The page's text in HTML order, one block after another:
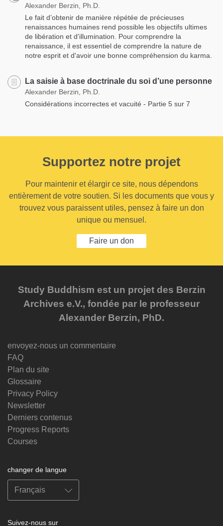
Alexander Berzin, Ph.D.
Le fait d’obtenir de manière répétée de précieuses
renaissances humaines rend possible les objectifs ultimes
de libération et d'illumination. Pour comprendre la
renaissance, il est essentiel de comprendre la nature de
notre esprit et d'avoir une bonne compréhension du karma.
La saisie à base doctrinale du soi d’une personne
Alexander Berzin, Ph.D.
Considérations incorrectes et vacuité - Partie 5 sur 7
Supportez notre projet
Pour maintenir et élargir ce site, nous dépendons
entièrement de votre soutien. Si les documents que vous y
trouvez vous paraissent utiles, pensez à faire un don
unique ou mensuel.
Faire un don
Study Buddhism est un projet des Berzin
Archives e.V., fondée par le professeur
Alexander Berzin, PhD.
envoyez-nous un commentaire
FAQ
Plan du site
Glossaire
Privacy Policy
Newsletter
Derniers contenus
Progress Reports
Courses
changer de langue
Suivez-nous sur